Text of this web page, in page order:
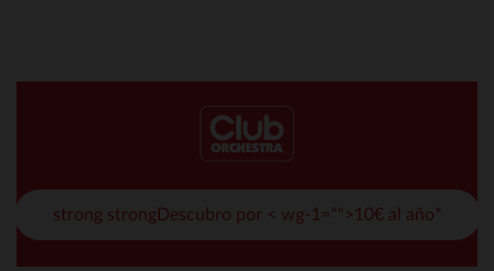
strong strongDescubro por < wg-1="">10€ al año*